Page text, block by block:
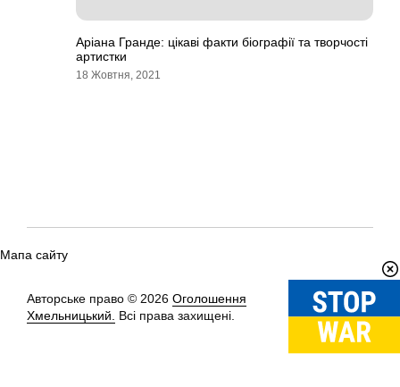
Аріана Гранде: цікаві факти біографії та творчості
артистки
18 Жовтня, 2021
Мапа сайту
Авторське право © 2026 Оголошення
Хмельницький.
Всі права захищені.
Вгору↑